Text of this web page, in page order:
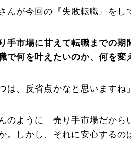
んが今回の『失敗転職』をし
手市場に甘えて転職までの期
で何を叶えたいのか、何を
は、反省点かなと思いますね」
のように「売り手市場だか
。しかし、それに安心するの